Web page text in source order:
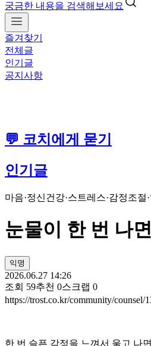
궁금한 내용을 검색해보세요
즐겨찾기
전체글
인기글
공지사항
💬 코치에게 묻기
인기글
마음·정신건강·스트레스·감정조절·
눈물이 한 번 나면
익명
2026.06.27 14:26
조회 59추천 0스크랩 0
https://trost.co.kr/community/counsel/
한 번 슬픈 감정을 느껴서 울고 나면